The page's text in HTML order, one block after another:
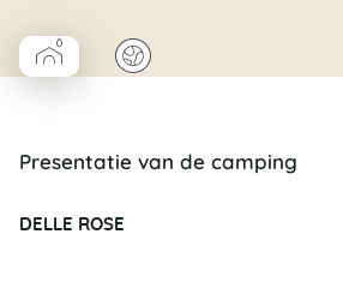
▰Coco Cabane salle d’eau
🌍
Presentatie van de camping
DELLE ROSE